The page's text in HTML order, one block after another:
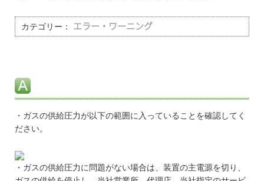
カテゴリー： エラー・ワーニング
・ガスの供給圧力が以下の範囲に入っていることを確認してく
ださい。
・ガスの供給圧力に問題がない場合は、装置の主電源を切り、